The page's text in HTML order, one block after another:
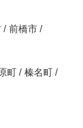
/ 前橋市 /
町 / 榛名町 /